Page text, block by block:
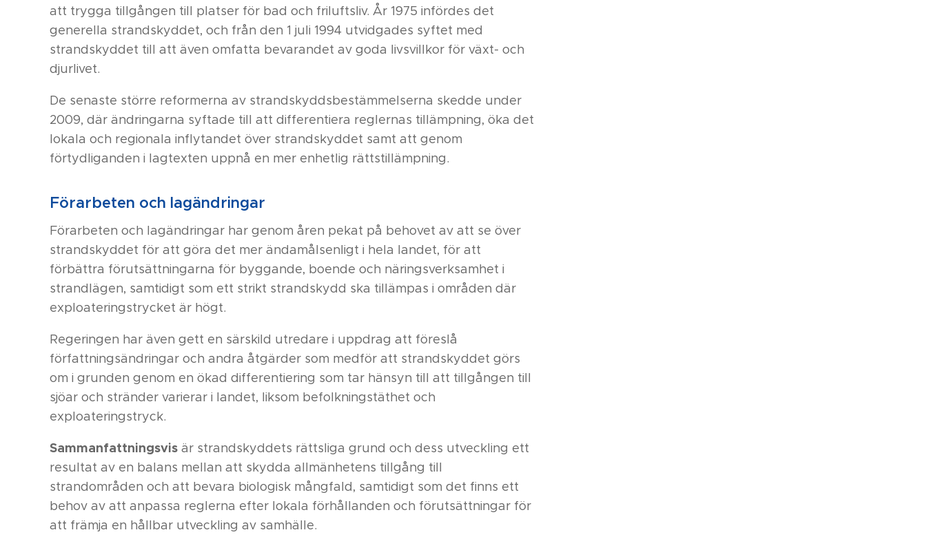
att trygga tillgången till platser för bad och friluftsliv. År 1975 infördes det
generella strandskyddet, och från den 1 juli 1994 utvidgades syftet med
strandskyddet till att även omfatta bevarandet av goda livsvillkor för växt- och
djurlivet.
De senaste större reformerna av strandskyddsbestämmelserna skedde under
2009, där ändringarna syftade till att differentiera reglernas tillämpning, öka det
lokala och regionala inflytandet över strandskyddet samt att genom
förtydliganden i lagtexten uppnå en mer enhetlig rättstillämpning.
Förarbeten och lagändringar
Förarbeten och lagändringar har genom åren pekat på behovet av att se över
strandskyddet för att göra det mer ändamålsenligt i hela landet, för att
förbättra förutsättningarna för byggande, boende och näringsverksamhet i
strandlägen, samtidigt som ett strikt strandskydd ska tillämpas i områden där
exploateringstrycket är högt.
Regeringen har även gett en särskild utredare i uppdrag att föreslå
författningsändringar och andra åtgärder som medför att strandskyddet görs
om i grunden genom en ökad differentiering som tar hänsyn till att tillgången till
sjöar och stränder varierar i landet, liksom befolkningstäthet och
exploateringstryck.
Sammanfattningsvis är strandskyddets rättsliga grund och dess utveckling ett
resultat av en balans mellan att skydda allmänhetens tillgång till
strandområden och att bevara biologisk mångfald, samtidigt som det finns ett
behov av att anpassa reglerna efter lokala förhållanden och förutsättningar för
att främja en hållbar utveckling av samhälle.